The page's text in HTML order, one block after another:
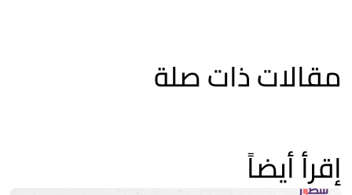
مقالات ذات صلة
إقرأ أيضاً